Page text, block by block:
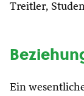
Treitler,
Ein